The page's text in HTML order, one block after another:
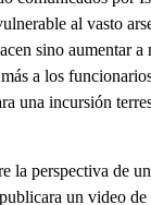
al vasto
sino aumentar a
a los
una incursión
la perspectiva de
un video